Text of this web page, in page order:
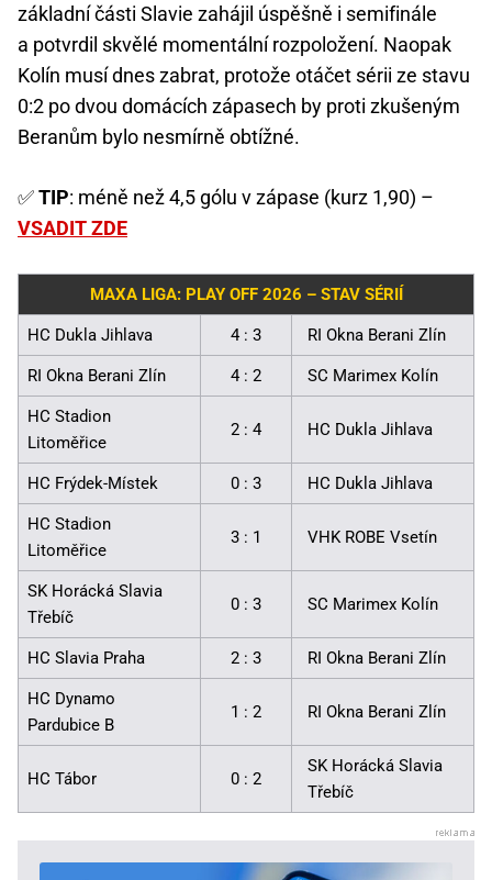
základní části Slavie zahájil úspěšně i semifinále
a potvrdil skvělé momentální rozpoložení. Naopak
Kolín musí dnes zabrat, protože otáčet sérii ze stavu
0:2 po dvou domácích zápasech by proti zkušeným
Beranům bylo nesmírně obtížné.
✅TIP: méně než 4,5 gólu v zápase (kurz 1,90) –
VSADIT ZDE
MAXA LIGA: PLAY OFF 2026 – STAV SÉRIÍ
HC Dukla Jihlava 4 : 3 RI Okna Berani Zlín
RI Okna Berani Zlín 4 : 2 SC Marimex Kolín
HC Stadion
Litoměřice
2 : 4 HC Dukla Jihlava
HC Frýdek-Místek 0 : 3 HC Dukla Jihlava
HC Stadion
Litoměřice
3 : 1 VHK ROBE Vsetín
SK Horácká Slavia
Třebíč
0 : 3 SC Marimex Kolín
HC Slavia Praha 2 : 3 RI Okna Berani Zlín
HC Dynamo
Pardubice B
1 : 2 RI Okna Berani Zlín
HC Tábor 0 : 2
SK Horácká Slavia
Třebíč